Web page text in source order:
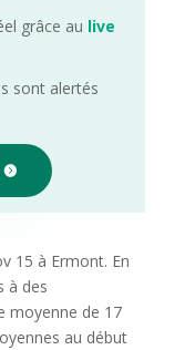
grâce au live
sont alertés
15 à Ermont. En
à des
moyenne de 17
au début